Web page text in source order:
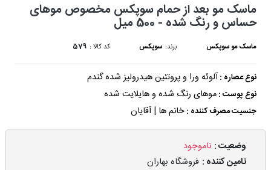
ماسک مو بعد از حمام سوپکس مخصوص موهای
حساس و رنگ شده - 500 میل
ماسک مو سوپکس برند: سوپکس کد کالا : 579
نوع عصاره :آلوئه ورا و پروتئین هیدرولیز شده گندم
نوع پوست :موهای رنگ شده و هایلایت شده
جنسیت مصرف کننده :خانم ها | آقایان
وضعیت : ناموجود
تامین کننده : فروشگاه بهاران